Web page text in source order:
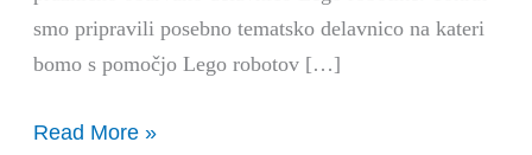
smo pripravili posebno tematsko delavnico na kateri
bomo s pomočjo Lego robotov […]
Read More »